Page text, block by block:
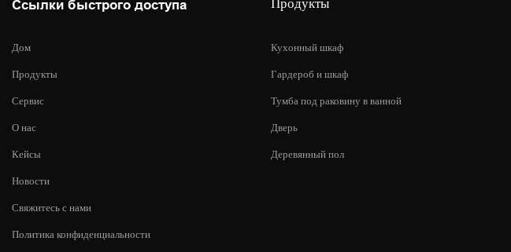
Ссылки быстрого доступа
Дом
Продукты
Сервис
О нас
Кейсы
Новости
Свяжитесь с нами
Политика конфиденциальности
Продукты
Кухонный шкаф
Гардероб и шкаф
Тумба под раковину в ванной
Дверь
Деревянный пол